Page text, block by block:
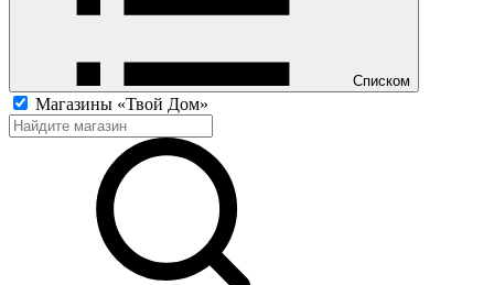
Списком
Магазины «Твой Дом»